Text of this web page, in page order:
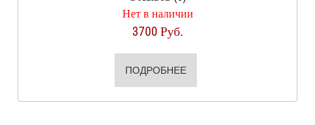
Нет в наличии
3700 Руб.
ПОДРОБНЕЕ